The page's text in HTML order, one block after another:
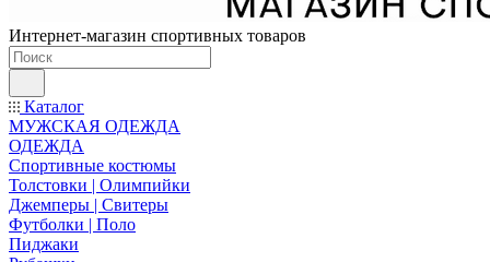
Интернет-магазин спортивных товаров
Каталог
МУЖСКАЯ ОДЕЖДА
ОДЕЖДА
Спортивные костюмы
Толстовки | Олимпийки
Джемперы | Свитеры
Футболки | Поло
Пиджаки